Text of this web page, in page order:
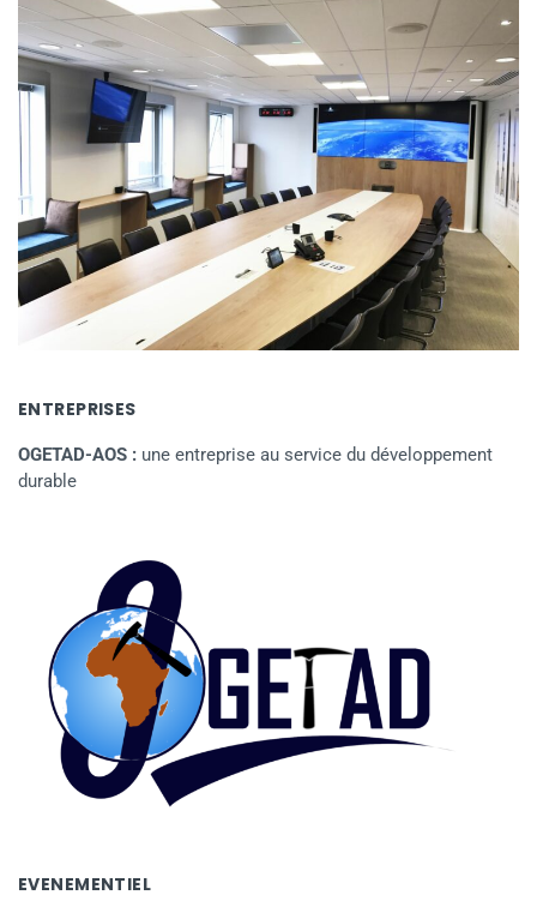
ENTREPRISES
OGETAD-AOS : une entreprise au service du développement
durable
EVENEMENTIEL